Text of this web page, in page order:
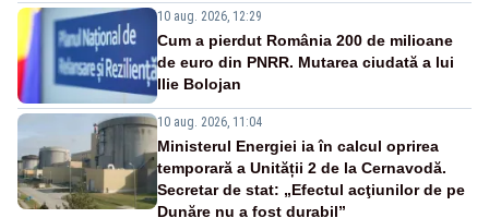
10 aug. 2026, 12:29
Cum a pierdut România 200 de milioane
de euro din PNRR. Mutarea ciudată a lui
Ilie Bolojan
10 aug. 2026, 11:04
Ministerul Energiei ia în calcul oprirea
temporară a Unității 2 de la Cernavodă.
Secretar de stat: „Efectul acţiunilor de pe
Dunăre nu a fost durabil”